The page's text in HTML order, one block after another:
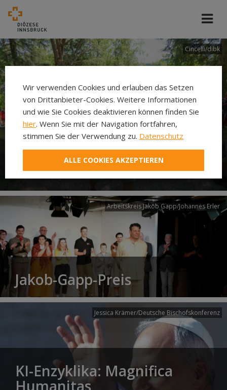
Cincelli/dibk
Neuer Pilgerweg Via
Laudato si’
Arbeitskreis Jakob Gapp/Johannes Erler
Jakob-Gapp-Preis
Jessica Krämer/Deutsche Bischofskonferenz
KI-Enzyklika: Magnifica
Humanitas
Wir verwenden Cookies und erlauben das Setzen
von Drittanbieter-Cookies. Weitere Informationen
und wie Sie Cookies deaktivieren können finden Sie
hier. Wenn Sie mit der Navigation fortfahren,
stimmen Sie der Verwendung zu. Datenschutz
ALLE COOKIES AKZEPTIEREN